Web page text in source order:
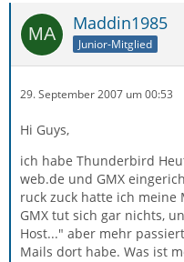
Maddin1985
Junior-Mitglied
29. September 2007 um 00:53
Hi Guys,
ich habe Thunderbird
web.de und GMX
ruck zuck hatte ich meine
GMX tut sich gar nichts,
Host..." aber mehr
Mails dort habe. Was ist